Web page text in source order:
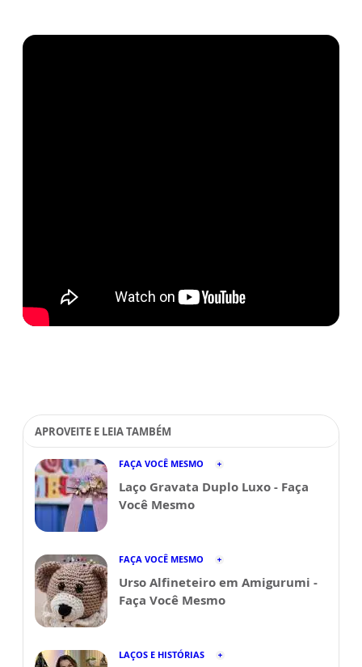
APROVEITE E LEIA TAMBÉM
FAÇA VOCÊ MESMO
Laço Gravata Duplo Luxo - Faça
Você Mesmo
FAÇA VOCÊ MESMO
Urso Alfineteiro em Amigurumi -
Faça Você Mesmo
LAÇOS E HISTÓRIAS